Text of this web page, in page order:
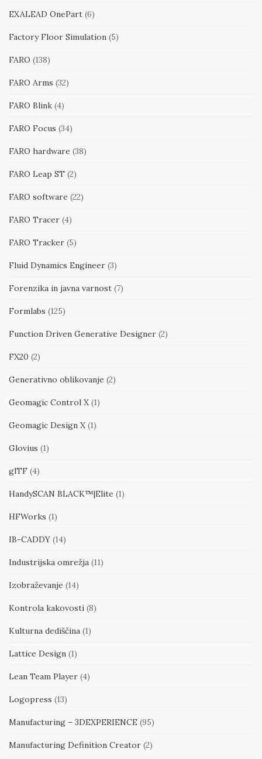
EXALEAD OnePart (6)
Factory Floor Simulation (5)
FARO (138)
FARO Arms (32)
FARO Blink (4)
FARO Focus (34)
FARO hardware (38)
FARO Leap ST (2)
FARO software (22)
FARO Tracer (4)
FARO Tracker (5)
Fluid Dynamics Engineer (3)
Forenzika in javna varnost (7)
Formlabs (125)
Function Driven Generative Designer (2)
FX20 (2)
Generativno oblikovanje (2)
Geomagic Control X (1)
Geomagic Design X (1)
Glovius (1)
glTF (4)
HandySCAN BLACK™|Elite (1)
HFWorks (1)
IB-CADDY (14)
Industrijska omrežja (11)
Izobraževanje (14)
Kontrola kakovosti (8)
Kulturna dediščina (1)
Lattice Design (1)
Lean Team Player (4)
Logopress (13)
Manufacturing – 3DEXPERIENCE (95)
Manufacturing Definition Creator (2)